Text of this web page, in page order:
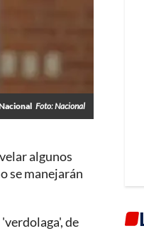
Foto: Nacional
algunos
se manejarán
de